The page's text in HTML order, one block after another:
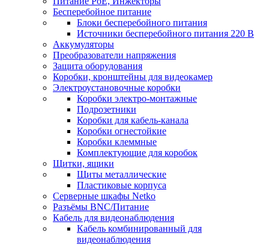
Бесперебойное питание
Блоки бесперебойного питания
Источники бесперебойного питания 220 В
Аккумуляторы
Преобразователи напряжения
Защита оборудования
Коробки, кронштейны для видеокамер
Электроустановочные коробки
Коробки электро-монтажные
Подрозетники
Коробки для кабель-канала
Коробки огнестойкие
Коробки клеммные
Комплектующие для коробок
Щитки, ящики
Щиты металлические
Пластиковые корпуса
Серверные шкафы Netko
Разъёмы BNC/Питание
Кабель для видеонаблюдения
Кабель комбинированный для
видеонаблюдения